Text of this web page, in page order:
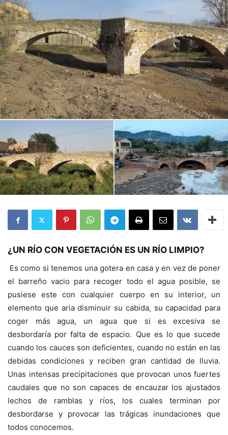
¿UN RÍO CON VEGETACIÓN ES UN RÍO LIMPIO?
Es como si tenemos una gotera en casa y en vez de poner
el barreño vacio para recoger todo el agua posible, se
pusiese este con cualquier cuerpo en su interior, un
elemento que aria disminuir su cabida, su capacidad para
coger más agua, un agua que si es excesiva se
desbordaría por falta de espacio. Que es lo que sucede
cuando los cauces son deficientes, cuando no están en las
debidas condiciones y reciben gran cantidad de lluvia.
Unas intensas precipitaciones que provocan unos fuertes
caudales que no son capaces de encauzar los ajustados
lechos de ramblas y ríos, los cuales terminan por
desbordarse y provocar las trágicas inundaciones que
todos conocemos.